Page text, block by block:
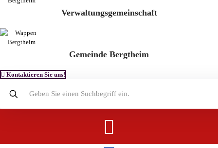
Verwaltungsgemeinschaft
Gemeinde Bergtheim
Kontaktieren Sie uns!